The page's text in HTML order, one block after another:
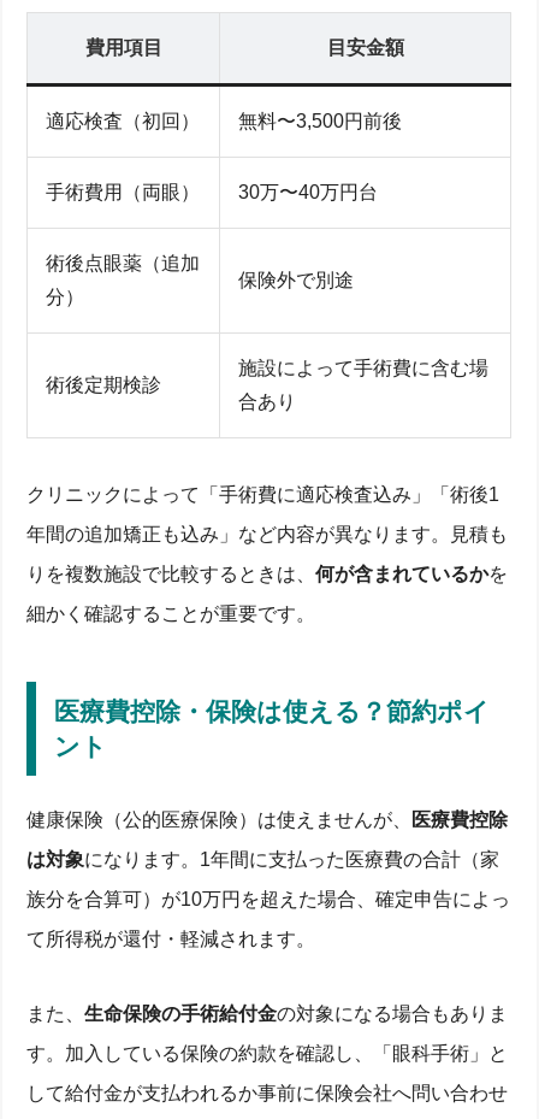
費用項目 目安金額
適応検査（初回） 無料〜3,500円前後
手術費用（両眼） 30万〜40万円台
術後点眼薬（追加
分）
保険外で別途
術後定期検診
施設によって手術費に含む場
合あり
クリニックによって「手術費に適応検査込み」「術後1
年間の追加矯正も込み」など内容が異なります。見積も
りを複数施設で比較するときは、何が含まれているかを
細かく確認することが重要です。
医療費控除・保険は使える？節約ポイ
ント
健康保険（公的医療保険）は使えませんが、
医療費控除
は対象になります。1年間に支払った医療費の合計（家
族分を合算可）が10万円を超えた場合、確定申告によっ
て所得税が還付・軽減されます。
また、生命保険の手術給付金の対象になる場合もありま
す。加入している保険の約款を確認し、「眼科手術」と
して給付金が支払われるか事前に保険会社へ問い合わせ